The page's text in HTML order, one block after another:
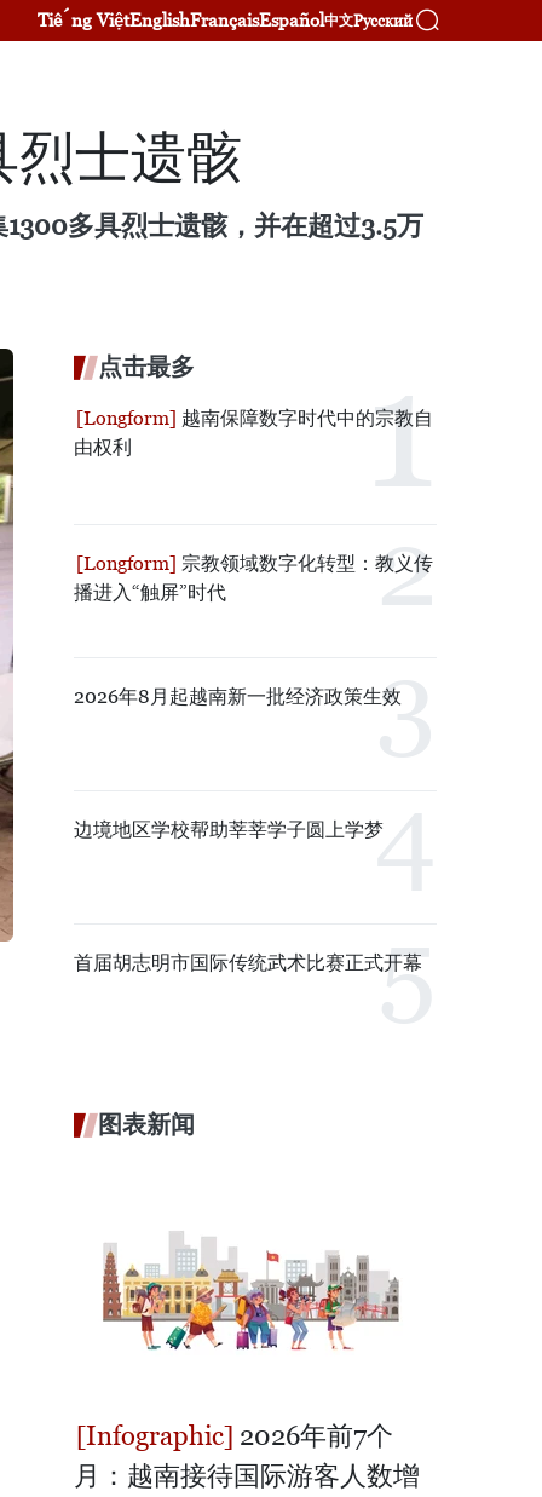
Tiếng ViệtEnglishFrançaisEspañol中文Русский
烈士遗骸
多具烈士遗骸，并在超过3.5万
点击最多
越南保障数字时代中的宗教自
由权利
宗教领域数字化转型：教义传
播进入“触屏”时代
2026年8月起越南新一批经济政策生效
边境地区学校帮助莘莘学子圆上学梦
首届胡志明市国际传统武术比赛正式开幕
图表新闻
2026年前7个
月：越南接待国际游客人数增